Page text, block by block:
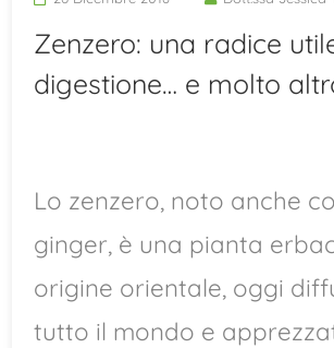
Zenzero: una radice
digestione… e molto
Lo zenzero, noto anche
ginger, è una pianta
origine orientale, oggi
tutto il mondo e